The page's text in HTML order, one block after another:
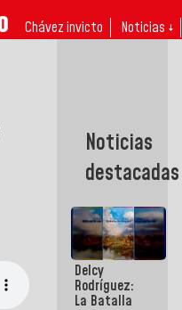
Chávez invicto Noticias ↓
Noticias
destacadas
Delcy
Rodríguez:
La Batalla